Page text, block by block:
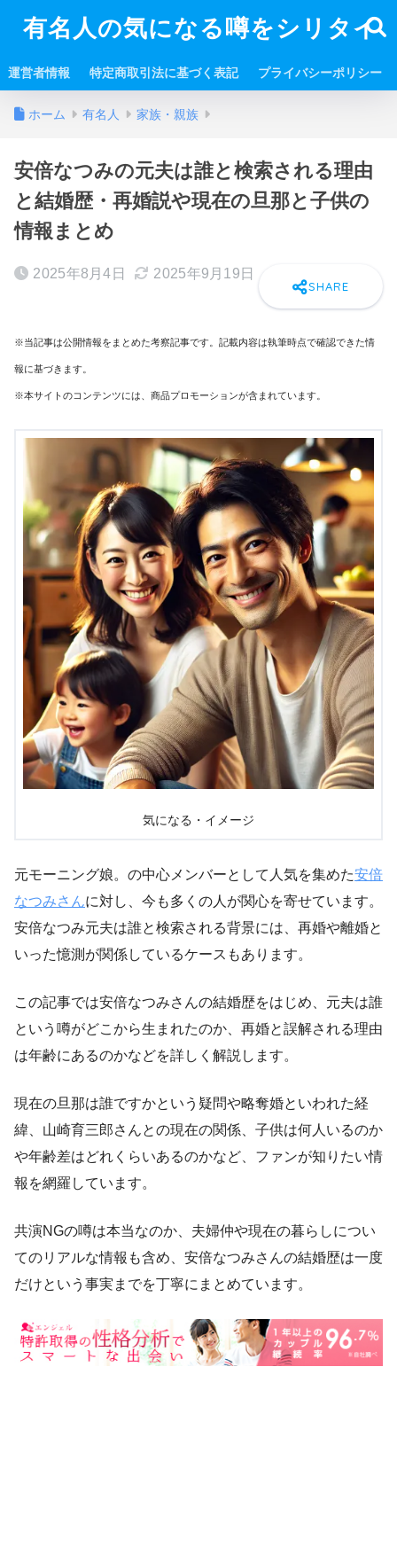
有名人の気になる噂をシリタイ
運営者情報 特定商取引法に基づく表記 プライバシーポリシー
ホーム 有名人 家族・親族
安倍なつみの元夫は誰と検索される理由
と結婚歴・再婚説や現在の旦那と子供の
情報まとめ
2025年8月4日 2025年9月19日
※当記事は公開情報をまとめた考察記事です。記載内容は執筆時点で確認できた情
報に基づきます。
※本サイトのコンテンツには、商品プロモーションが含まれています。
気になる・イメージ
元モーニング娘。の中心メンバーとして人気を集めた安倍
なつみさんに対し、今も多くの人が関心を寄せています。
安倍なつみ元夫は誰と検索される背景には、再婚や離婚と
いった憶測が関係しているケースもあります。
この記事では安倍なつみさんの結婚歴をはじめ、元夫は誰
という噂がどこから生まれたのか、再婚と誤解される理由
は年齢にあるのかなどを詳しく解説します。
現在の旦那は誰ですかという疑問や略奪婚といわれた経
緯、山崎育三郎さんとの現在の関係、子供は何人いるのか
や年齢差はどれくらいあるのかなど、ファンが知りたい情
報を網羅しています。
共演NGの噂は本当なのか、夫婦仲や現在の暮らしについ
てのリアルな情報も含め、安倍なつみさんの結婚歴は一度
だけという事実までを丁寧にまとめています。